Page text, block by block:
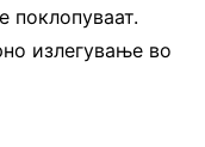
поклопуваат.
излегување во